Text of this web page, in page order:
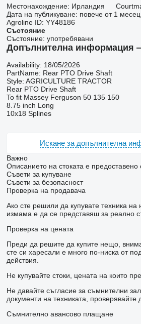
Местонахождение: Ирландия
Дата на публикуване: повече от 1 месец
Agroline ID: YY48186
Състояние
Състояние: употребявани
Допълнителна информация —
Availability: 18/05/2026
PartName: Rear PTO Drive Shaft
Style: AGRICULTURE TRACTOR
Rear PTO Drive Shaft
To fit Massey Ferguson 50 135 150
8.75 inch Long
10x18 Splines
Искане за допълнителна
Важно
Описанието на стоката е предоставено
Съвети за купуване
Съвети за безопасност
Проверка на продавача
Ако сте решили да купувате техника
измама е да се представяш за реално
Проверка на цената
Преди да решите да купите нещо,
сте си харесали е много по-ниска от
действия.
Не купувайте стоки, цената на които
Не давайте съгласие за съмнителни
документи на техниката, проверявайте
Съмнително авансово плащане